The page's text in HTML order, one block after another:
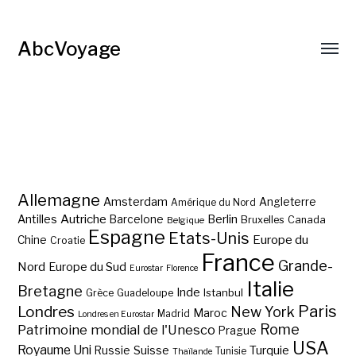
AbcVoyage
Allemagne Amsterdam Amérique du Nord Angleterre
Antilles Autriche Barcelone Belgique Berlin Bruxelles Canada
Chine Croatie Espagne Etats-Unis Europe du
Nord Europe du Sud Eurostar Florence France Grande-
Bretagne Grèce Guadeloupe Inde Istanbul Italie
Londres Londres en Eurostar Madrid Maroc New York Paris
Patrimoine mondial de l'Unesco Prague Rome
Royaume Uni Russie Suisse Thaïlande Tunisie Turquie USA